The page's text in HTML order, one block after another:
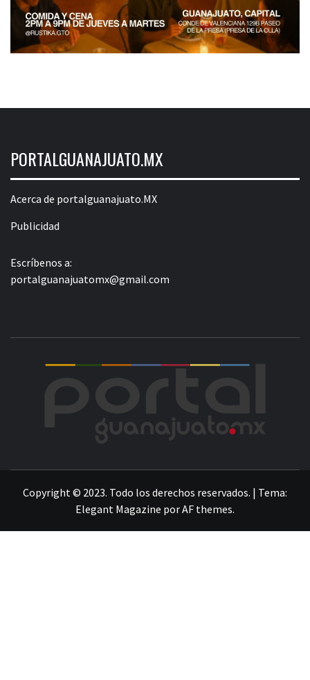
PORTALGUANAJUATO.MX
Acerca de portalguanajuato.MX
Publicidad
Escríbenos a:
portalguanajuatomx@gmail.com
Copyright © 2023. Todo los derechos reservados. | Tema:
Elegant Magazine porAF themes.